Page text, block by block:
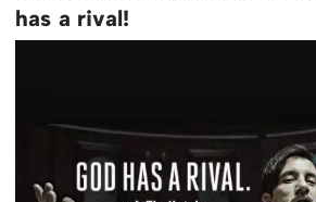
has a rival!